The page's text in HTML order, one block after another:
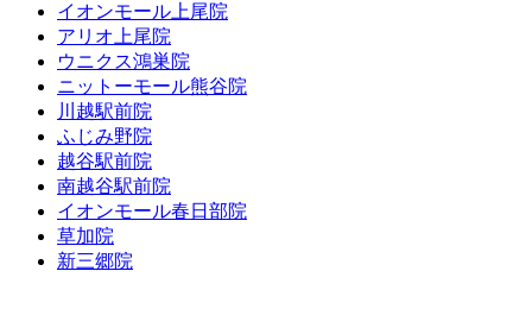
イオンモール上尾院
アリオ上尾院
ウニクス鴻巣院
ニットーモール熊谷院
川越駅前院
ふじみ野院
越谷駅前院
南越谷駅前院
イオンモール春日部院
草加院
新三郷院